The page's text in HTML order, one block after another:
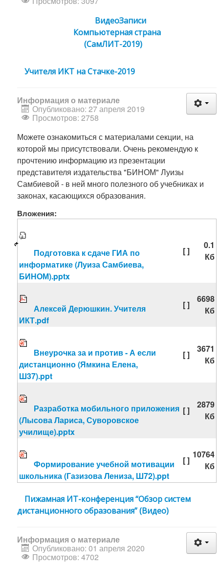
ВидеоЗаписи
Компьютерная страна
(СамЛИТ-2019)
Учителя ИКТ на Стачке-2019
Информация о материале
Опубликовано: 27 апреля 2019
Просмотров: 2758
Можете ознакомиться с материалами секции, на
которой мы присутствовали. Очень рекомендую к
прочтению информацию из презентации
представителя издательства "БИНОМ" Луизы
Самбиевой - в ней много полезного об учебниках и
законах, касающихся образования.
Вложения:
Подготовка к сдаче ГИА по
информатике (Луиза Самбиева,
БИНОМ).pptx
[ ]
0.1
Кб
Алексей Дерюшкин. Учителя
ИКТ.pdf
[ ]
6698
Кб
Внеурочка за и против - А если
дистанционно (Ямкина Елена,
Ш37).ppt
[ ]
3671
Кб
Разработка мобильного приложения
(Лысова Лариса, Суворовское
училище).pptx
[ ]
2879
Кб
Формирование учебной мотивации
школьника (Газизова Лениза, Ш72).ppt
[ ]
10764
Кб
Пижамная ИТ-конференция “Обзор систем
дистанционного образования” (Видео)
Информация о материале
Опубликовано: 01 апреля 2020
Просмотров: 4702